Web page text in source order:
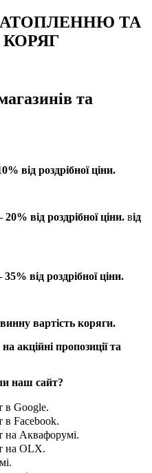
ТА
та
від роздрібної ціни.
від роздрібної ціни. від
від роздрібної ціни.
вартість коряги.
акційні пропозиції та
наш сайт?
в Google.
в Facebook.
на Аквафорумі.
на OLX.